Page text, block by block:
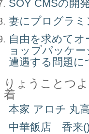
SOY CMSの開
妻にプログラ
自由を求めて
ョップパッケ
遭遇する問題に
りょうことつ
着
本家 アロチ 丸
中華飯店 香来()